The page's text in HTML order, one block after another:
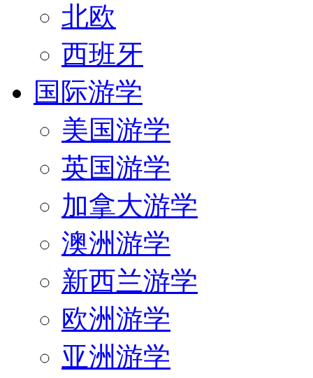
北欧
西班牙
国际游学
美国游学
英国游学
加拿大游学
澳洲游学
新西兰游学
欧洲游学
亚洲游学